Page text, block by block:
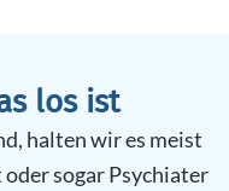
los ist
halten wir es meist
sogar Psychiater